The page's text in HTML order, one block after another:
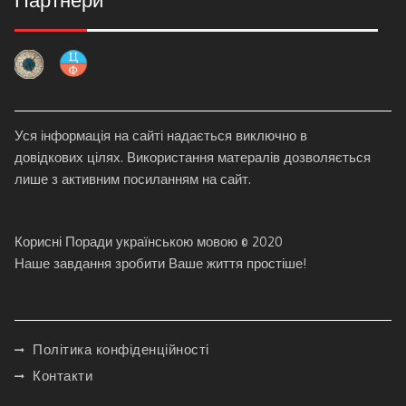
Уся інформація на сайті надається виключно в
довідкових цілях. Використання матералів дозволяється
лише з активним посиланням на сайт.
Корисні Поради українською мовою © 2020
Наше завдання зробити Ваше життя простіше!
Політика конфіденційності
Контакти